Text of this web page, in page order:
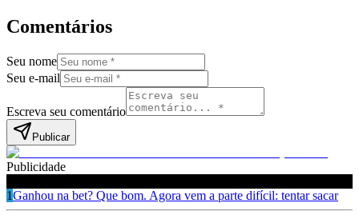
Comentários
Seu nome
Seu e-mail
Escreva seu comentário
Publicar
Publicidade
1Ganhou na bet? Que bom. Agora vem a parte difícil: tentar sacar